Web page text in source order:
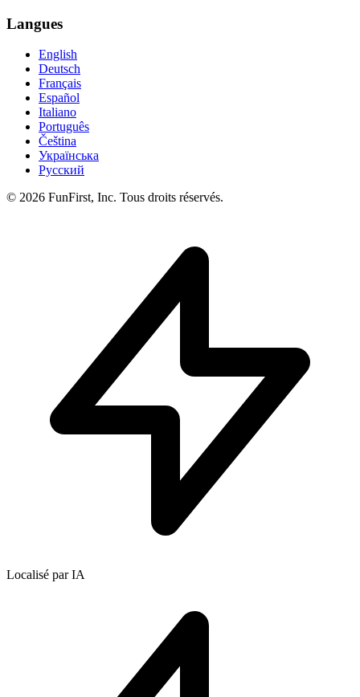
Langues
English
Deutsch
Français
Español
Italiano
Português
Čeština
Українська
Русский
© 2026 FunFirst, Inc. Tous droits réservés.
Localisé par IA